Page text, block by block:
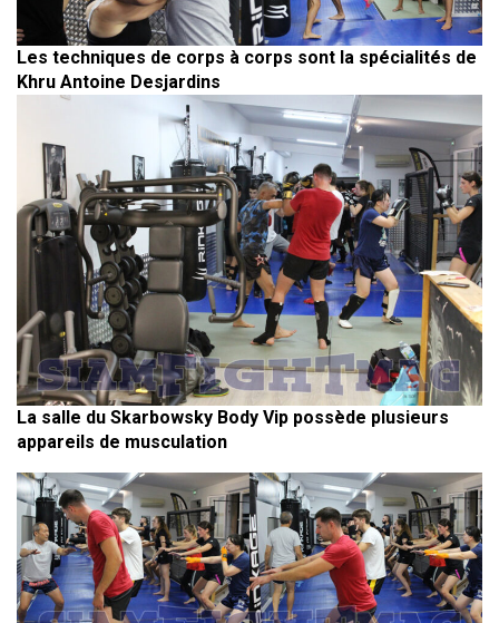
Les techniques de corps à corps sont la spécialités de
Khru Antoine Desjardins
La salle du Skarbowsky Body Vip possède plusieurs
appareils de musculation